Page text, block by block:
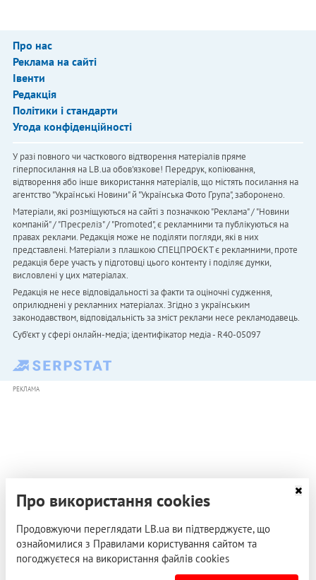
Про нас
Реклама на сайті
Івенти
Редакція
Політики і стандарти
Угода конфіденційності
У разі повного чи часткового відтворення матеріалів пряме
гіперпосилання на LB.ua обов'язкове! Передрук, копіювання,
відтворення або інше використання матеріалів, що містять посилання на
агентство "Українськi Новини" й "Українська Фото Група", заборонено.
Матеріали, які розміщуються на сайті з позначкою "Реклама" / "Новини
компаній" / "Пресреліз" / "Promoted", є рекламними та публікуються на
правах реклами. Редакція може не поділяти погляди, які в них
представлені. Матеріали з плашкою СПЕЦПРОЄКТ є рекламними, проте
редакція бере участь у підготовці цього контенту і поділяє думки,
висловлені у цих матеріалах.
Редакція не несе відповідальності за факти та оціночні судження,
оприлюднені у рекламних матеріалах. Згідно з українським
законодавством, відповідальність за зміст реклами несе рекламодавець.
Cуб'єкт у сфері онлайн-медіа; ідентифікатор медіа - R40-05097
РЕКЛАМА
Про використання cookies
Продовжуючи переглядати LB.ua ви підтверджуєте, що
ознайомилися з Правилами користування сайтом та
погоджуєтеся на використання файлів cookies